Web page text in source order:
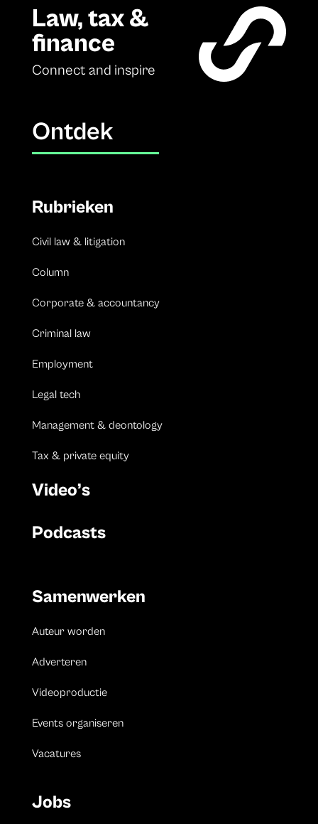
Law, tax &
finance
Connect and inspire
Ontdek
Rubrieken
Civil law & litigation
Column
Corporate & accountancy
Criminal law
Employment
Legal tech
Management & deontology
Tax & private equity
Video’s
Podcasts
Samenwerken
Auteur worden
Adverteren
Videoproductie
Events organiseren
Vacatures
Jobs